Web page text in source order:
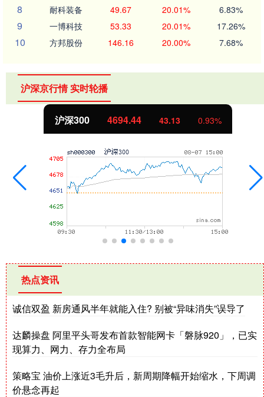
8 耐科装备 49.67 20.01% 6.83%
9 一博科技 53.33 20.01% 17.26%
10 方邦股份 146.16 20.00% 7.68%
沪深京行情 实时轮播
沪深300 4694.44 43.13 0.93%
热点资讯
诚信双盈 新房通风半年就能入住? 别被“异味消失”误导了
达麟操盘 阿里平头哥发布首款智能网卡「磐脉920」，已实
现算力、网力、存力全布局
策略宝 油价上涨近3毛升后，新周期降幅开始缩水，下周调
价悬念再起